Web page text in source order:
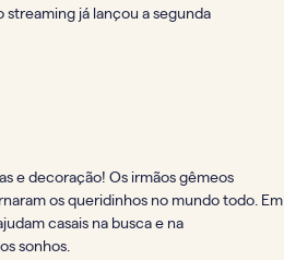
já lançou a segunda
e decoração! Os irmãos gêmeos
os queridinhos no mundo todo. Em
casais na busca e na
sonhos.